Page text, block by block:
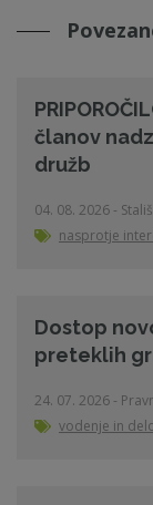
članov
družb
04. 08. 2026 -
nasprotje
Dostop
preteklih
24. 07. 2026 -
vodenje in